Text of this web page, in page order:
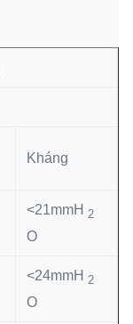
Kháng
<21mmH 2
O
<24mmH 2
O